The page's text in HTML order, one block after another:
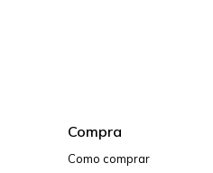
Compra
Como comprar